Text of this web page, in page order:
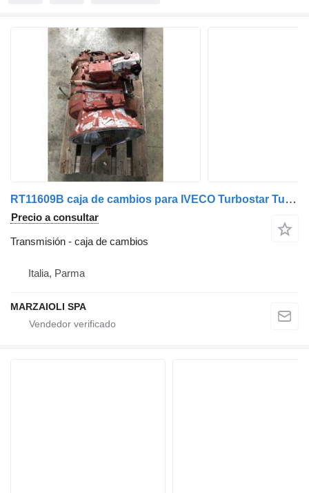
RT11609B caja de cambios para IVECO Turbostar Turbotech 190 camión
Precio a consultar
Transmisión - caja de cambios
Italia, Parma
MARZAIOLI SPA